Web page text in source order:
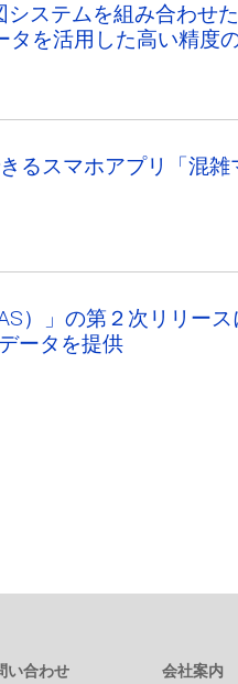
ステムを組み合わせ
タを活用した高い精度
るスマホアプリ「混
）」の第２次リリー
ータを提供
い合わせ
会社案内